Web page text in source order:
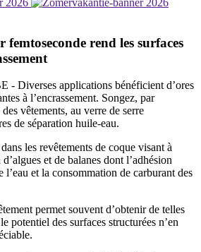
femtoseconde rend les surfaces
Diverses applications bénéficient d’ores
à l’encrassement. Songez, par
vêtements, au verre de serre
de séparation huile-eau.
les revêtements de coque visant à
et de balanes dont l’adhésion
l’eau et la consommation de carburant des
permet souvent d’obtenir de telles
potentiel des surfaces structurées n’en